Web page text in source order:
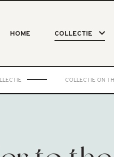
HOME COLLECTIE
COLLECTIE ON